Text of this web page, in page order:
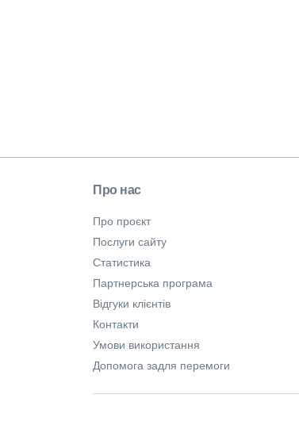
Про нас
Про проєкт
Послуги сайту
Статистика
Партнерська програма
Відгуки клієнтів
Контакти
Умови використання
Допомога задля перемоги